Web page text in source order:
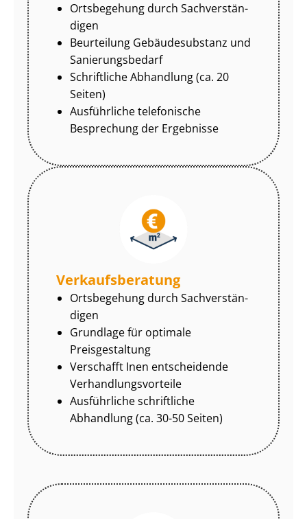
Ortsbegehung durch Sach­ver­stän­
di­gen
Beurteilung Gebäudesubstanz und
Sa­nie­rungs­be­darf
Schriftliche Abhandlung (ca. 20
Seiten)
Ausführliche telefonische
Besprechung der Ergebnisse
Ver­kaufs­be­ra­tung
Ortsbegehung durch Sach­ver­stän­
di­gen
Grundlage für optimale
Preisgestaltung
Verschafft Inen entscheidende
Ver­hand­lungs­vor­tei­le
Ausführliche schriftliche
Abhandlung (ca. 30-50 Seiten)